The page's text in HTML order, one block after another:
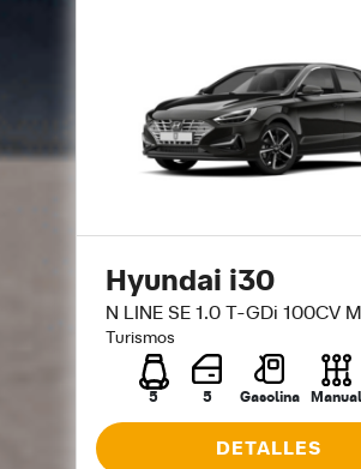
Hyundai i30
N LINE SE 1.0 T-GDi 100CV
Turismos
5 5 Gasolina Manual
DETALLES